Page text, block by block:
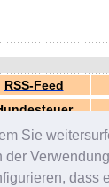
Sie
dass
RSS-Feed